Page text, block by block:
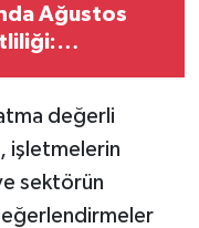
Ağustos
değerli
işletmelerin
sektörün